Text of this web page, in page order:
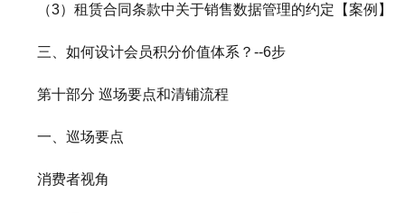
（3）租赁合同条款中关于销售数据管理的约定【案例】
三、如何设计会员积分价值体系？--6步
第十部分 巡场要点和清铺流程
一、巡场要点
消费者视角